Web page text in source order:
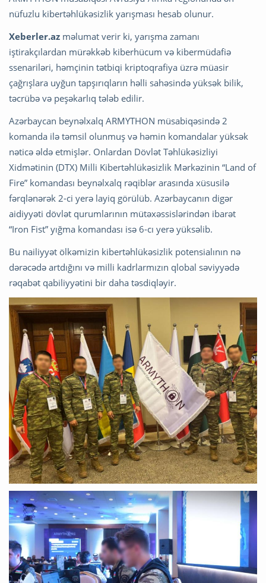
nüfuzlu kibertəhlükəsizlik yarışması hesab olunur.
Xeberler.az məlumat verir ki, yarışma zamanı
iştirakçılardan mürəkkəb kiberhücum və kibermüdafiə
ssenariləri, həmçinin tətbiqi kriptoqrafiya üzrə müasir
çağrışlara uyğun tapşırıqların həlli sahəsində yüksək bilik,
təcrübə və peşəkarlıq tələb edilir.
Azərbaycan beynəlxalq ARMYTHON müsabiqəsində 2
komanda ilə təmsil olunmuş və həmin komandalar yüksək
nəticə əldə etmişlər. Onlardan Dövlət Təhlükəsizliyi
Xidmətinin (DTX) Milli Kibertəhlükəsizlik Mərkəzinin “Land of
Fire” komandası beynəlxalq rəqiblər arasında xüsusilə
fərqlənərək 2-ci yerə layiq görülüb. Azərbaycanın digər
aidiyyəti dövlət qurumlarının mütəxəssislərindən ibarət
“Iron Fist” yığma komandası isə 6-cı yerə yüksəlib.
Bu nailiyyət ölkəmizin kibertəhlükəsizlik potensialının nə
dərəcədə artdığını və milli kadrlarmızın qlobal səviyyədə
rəqabət qabiliyyətini bir daha təsdiqləyir.